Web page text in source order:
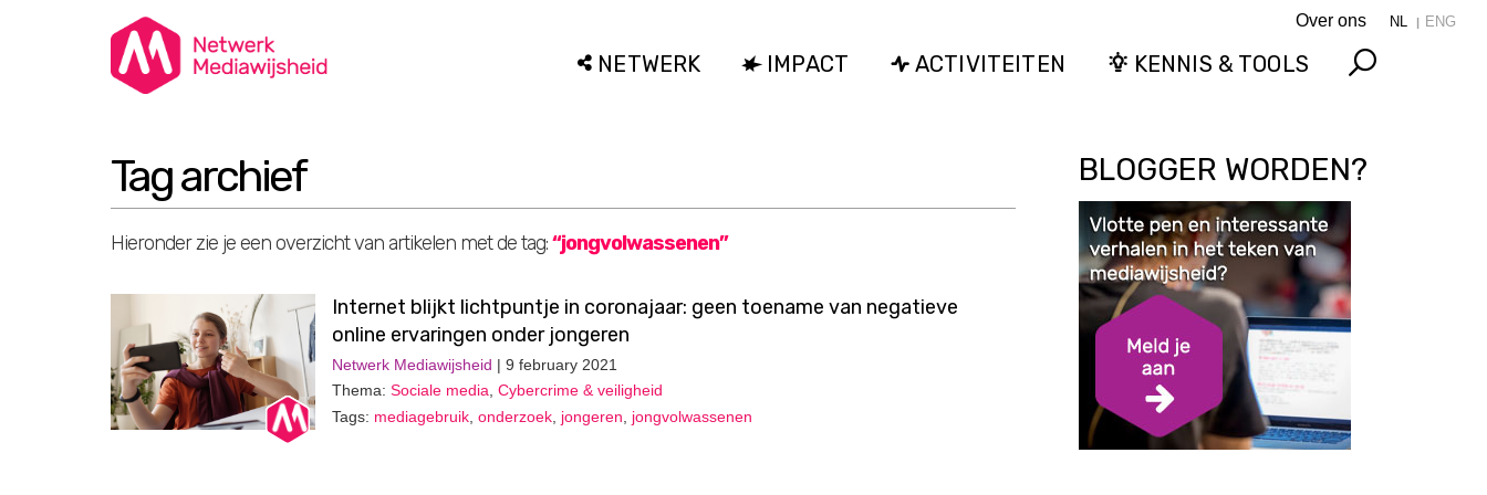
Over ons NL ENG
NETWERK IMPACT ACTIVITEITEN KENNIS & TOOLS
Tag archief
Hieronder zie je een overzicht van artikelen met de tag:“jongvolwassenen”
Internet blijkt lichtpuntje in coronajaar: geen toename van negatieve
online ervaringen onder jongeren
Netwerk Mediawijsheid | 9 february 2021
Thema: Sociale media, Cybercrime & veiligheid
Tags: mediagebruik, onderzoek, jongeren, jongvolwassenen
BLOGGER WORDEN?